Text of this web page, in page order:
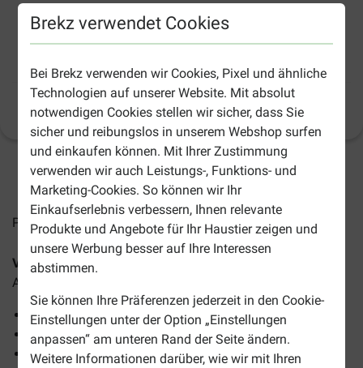
Brekz verwendet Cookies
Bei Brekz verwenden wir Cookies, Pixel und ähnliche
Technologien auf unserer Website. Mit absolut
notwendigen Cookies stellen wir sicher, dass Sie
sicher und reibungslos in unserem Webshop surfen
und einkaufen können. Mit Ihrer Zustimmung
verwenden wir auch Leistungs-, Funktions- und
Marketing-Cookies. So können wir Ihr
Einkaufserlebnis verbessern, Ihnen relevante
Produkte und Angebote für Ihr Haustier zeigen und
unsere Werbung besser auf Ihre Interessen
abstimmen.
Sie können Ihre Präferenzen jederzeit in den Cookie-
Einstellungen unter der Option „Einstellungen
anpassen“ am unteren Rand der Seite ändern.
Weitere Informationen darüber, wie wir mit Ihren
(6 ) Produktinformation
2-5 Arbeitstage, sofern nicht anders angegeben
Preise inkl. MwSt zzgl. Versandkosten
Versele-Laga Crispy Muesli Kaninchenfutter
Alleinfutter für Kaninchen und Zwergkaninchen.
Besteht aus Müsliflocken und getrocknetem Gemüse
Enthält Ballaststoffe für eine gute Darmfunktion
Enthält Vitamine für eine gute Widerstandsfähigkeit